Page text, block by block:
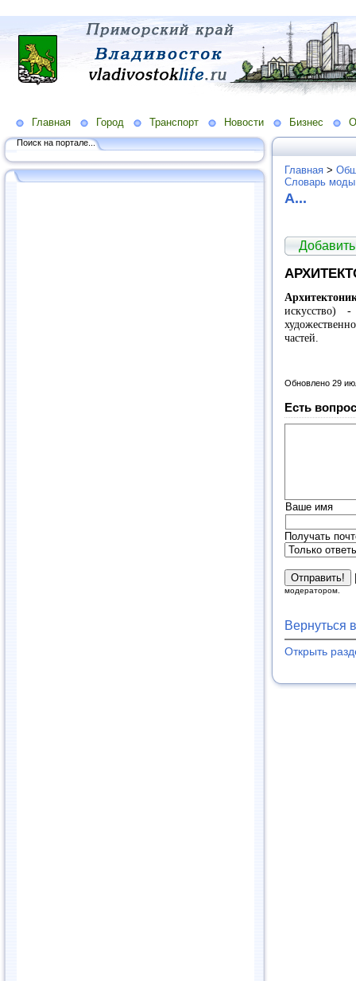
Главная Город Транспорт Новости Бизнес
Поиск на портале...
Главная >
Словарь
А...
искусство)
частей.
Обновлено 29
Есть
Ваше имя
Получать
модератором.
Вернуться
Открыть